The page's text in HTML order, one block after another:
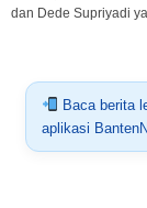
dan Dede Supriyadi
Baca berita
aplikasi